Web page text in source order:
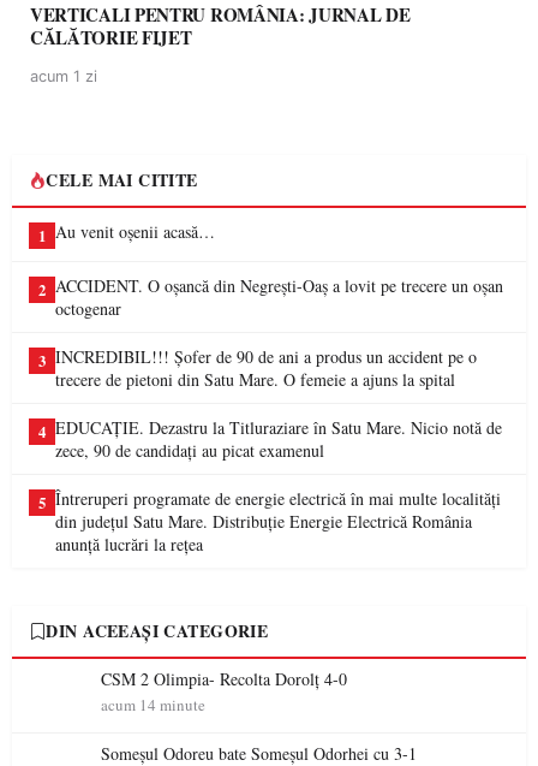
VERTICALI PENTRU ROMÂNIA: JURNAL DE
CĂLĂTORIE FIJET
acum 1 zi
CELE MAI CITITE
1 Au venit oșenii acasă…
2 ACCIDENT. O oșancă din Negrești-Oaș a lovit pe trecere un oșan
octogenar
3 INCREDIBIL!!! Șofer de 90 de ani a produs un accident pe o
trecere de pietoni din Satu Mare. O femeie a ajuns la spital
4 EDUCAȚIE. Dezastru la Titluraziare în Satu Mare. Nicio notă de
zece, 90 de candidați au picat examenul
5 Întreruperi programate de energie electrică în mai multe localități
din județul Satu Mare. Distribuție Energie Electrică România
anunță lucrări la rețea
DIN ACEEAȘI CATEGORIE
CSM 2 Olimpia- Recolta Dorolț 4-0
acum 14 minute
Someșul Odoreu bate Someșul Odorhei cu 3-1